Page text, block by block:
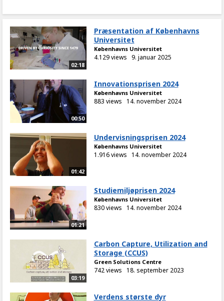
02:18
Præsentation af Københavns
Universitet
Københavns Universitet
4.129 views 9. januar 2025
00:50
Innovationsprisen 2024
Københavns Universitet
883 views 14. november 2024
01:42
Undervisningsprisen 2024
Københavns Universitet
1.916 views 14. november 2024
01:21
Studiemiljøprisen 2024
Københavns Universitet
830 views 14. november 2024
03:19
Carbon Capture, Utilization and
Storage (CCUS)
Green Solutions Centre
742 views 18. september 2023
Verdens største dyr